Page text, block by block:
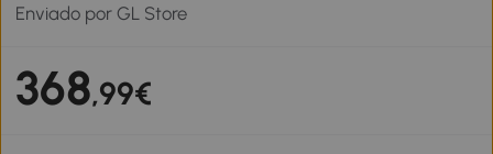
Enviado por GL Store
368,99€